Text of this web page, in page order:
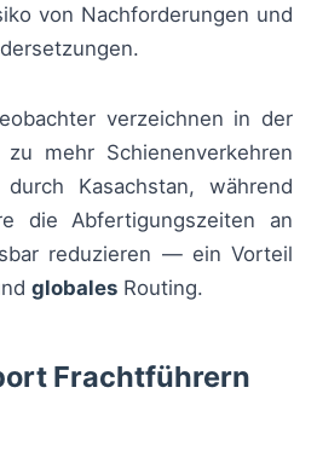
von Nachforderungen und
verzeichnen in der
mehr Schienenverkehren
Kasachstan, während
die Abfertigungszeiten an
reduzieren — ein Vorteil
globales Routing.
Frachtführern